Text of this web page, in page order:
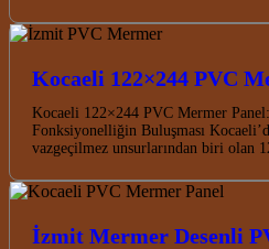
Kocaeli 122×244 PVC
Kocaeli 122×244 PVC Mermer
Fonksiyonelliğin Buluşması
vazgeçilmez unsurlarından biri olan
İzmit Mermer Desenli